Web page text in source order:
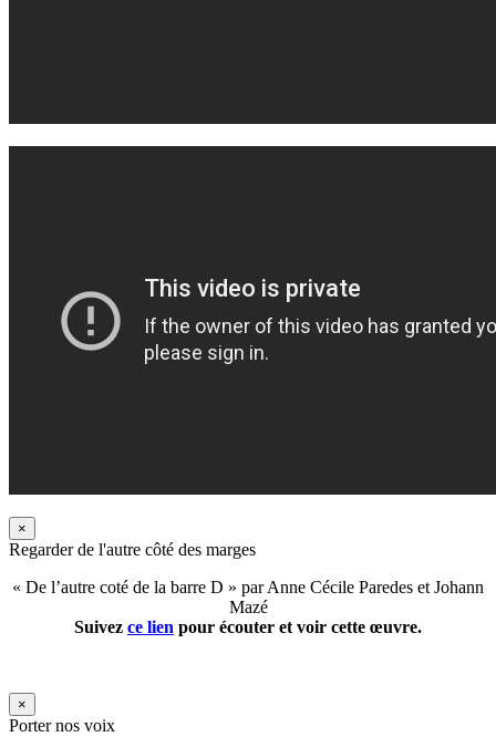
×
Regarder de l'autre côté des marges
« De l’autre coté de la barre D » par Anne Cécile Paredes et Johann
Mazé
Suivez ce lien pour écouter et voir cette œuvre.
×
Porter nos voix